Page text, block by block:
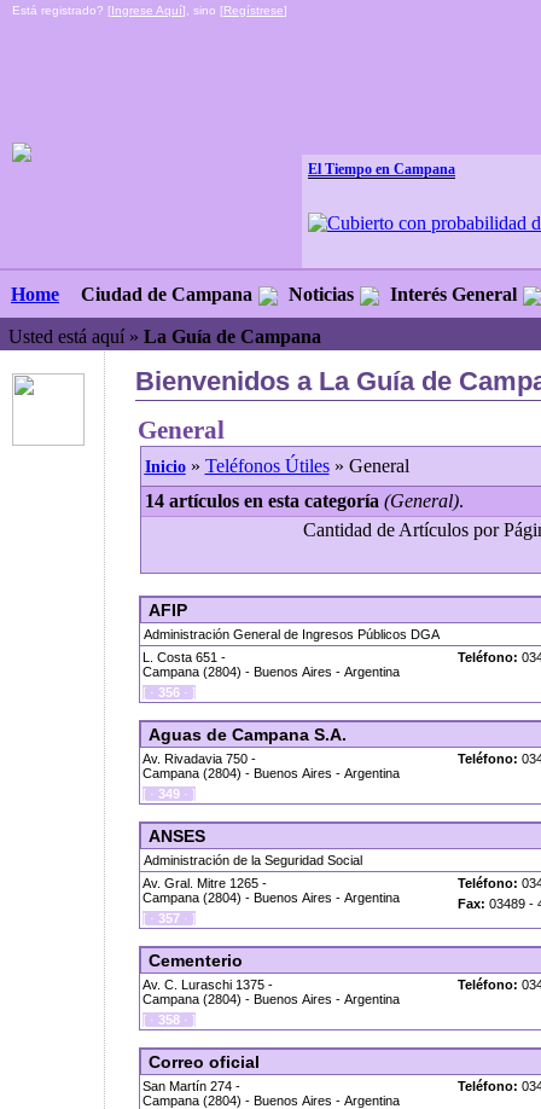
Está registrado? [Ingrese Aquí], sino [Regístrese]
El Tiempo en Campana
Home Ciudad de Campana Noticias Interés General
Usted está aquí » La Guía de Campana
Bienvenidos a La Guía de
General
Inicio» Teléfonos Útiles» General
14 artículos en esta categoría (General).
Cantidad de Artículos por
AFIP
Administración General de Ingresos Públicos DGA
L. Costa 651 -
Campana (2804) - Buenos Aires - Argentina
[ · 356 · ]
Teléfono:
Aguas de Campana S.A.
Av. Rivadavia 750 -
Campana (2804) - Buenos Aires - Argentina
[ · 349 · ]
Teléfono:
ANSES
Administración de la Seguridad Social
Av. Gral. Mitre 1265 -
Campana (2804) - Buenos Aires - Argentina
[ · 357 · ]
Teléfono:
Fax: 03489 -
Cementerio
Av. C. Luraschi 1375 -
Campana (2804) - Buenos Aires - Argentina
[ · 358 · ]
Teléfono:
Correo oficial
San Martín 274 -
Campana (2804) - Buenos Aires - Argentina
Teléfono: